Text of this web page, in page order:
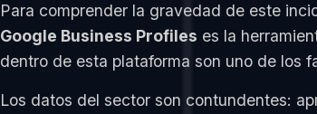
Para comprender la gravedad de este
Google Business Profiles es la
dentro de esta plataforma son uno de los
Los datos del sector son contundentes: